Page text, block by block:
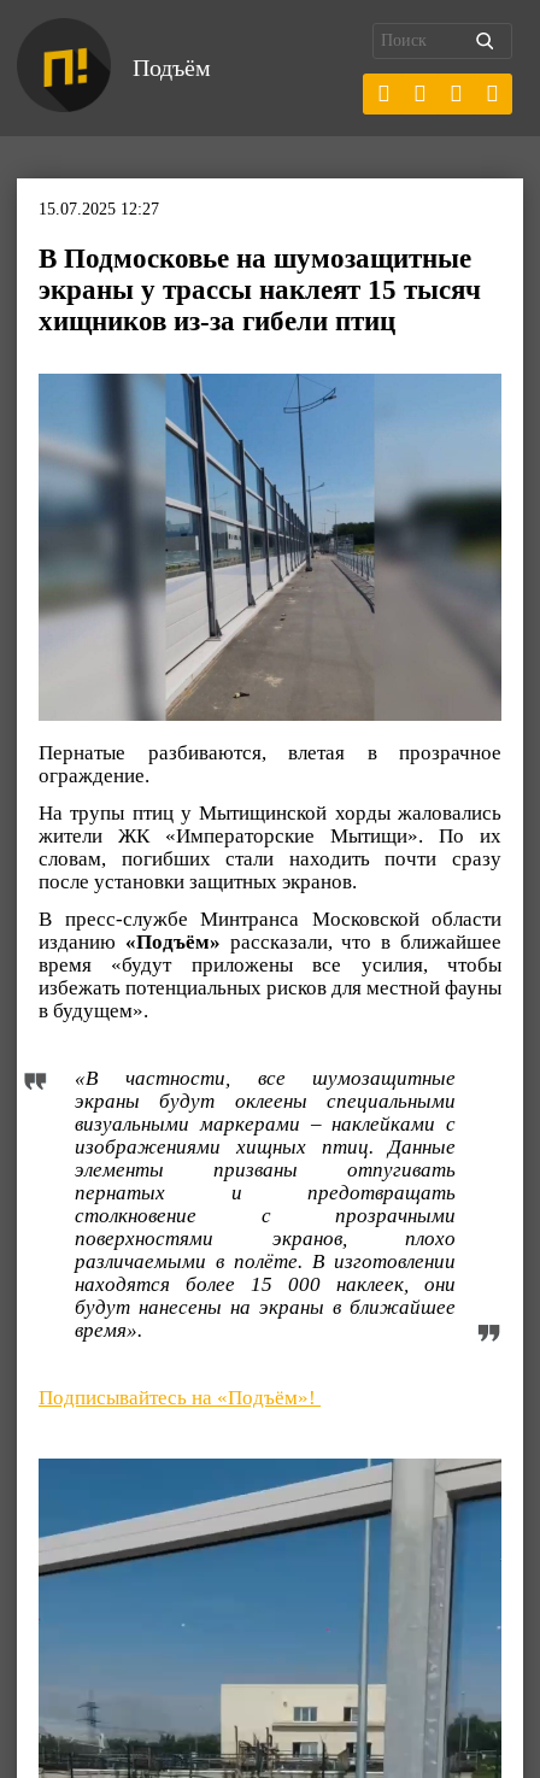
Подъём
15.07.2025 12:27
В Подмосковье на шумозащитные
экраны у трассы наклеят 15 тысяч
хищников из-за гибели птиц
Пернатые разбиваются, влетая в прозрачное
ограждение.
На трупы птиц у Мытищинской хорды жаловались
жители ЖК «Императорские Мытищи». По их
словам, погибших стали находить почти сразу
после установки защитных экранов.
В пресс-службе Минтранса Московской области
изданию «Подъём» рассказали, что в ближайшее
время «будут приложены все усилия, чтобы
избежать потенциальных рисков для местной фауны
в будущем».
«В частности, все шумозащитные
экраны будут оклеены специальными
визуальными маркерами – наклейками с
изображениями хищных птиц. Данные
элементы призваны отпугивать
пернатых и предотвращать
столкновение с прозрачными
поверхностями экранов, плохо
различаемыми в полёте. В изготовлении
находятся более 15 000 наклеек, они
будут нанесены на экраны в ближайшее
время».
Подписывайтесь на «Подъём»!